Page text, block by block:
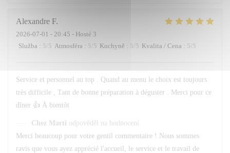
Alexandre F
2026-07-01 - 20:45 - Hosté 3
Služba : 5/5 Atmosféra : 5/5 Kuchyně : 5/5 Kvalita / Cena : 5/5
Service et personnel au top . Quand au menu le choix est toujours
très difficile , Tant de bonne préparation à déguster . Merci pour ce
dîner 👍 À bientôt
Chez Marti odpověděl na hodnocení
Merci beaucoup pour votre gentil commentaire ! Nous sommes
ravis que vous ayez apprécié l'accueil, le service et le travail de